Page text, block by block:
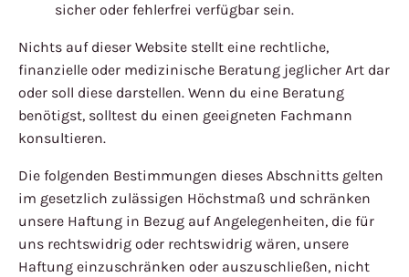
sicher oder fehlerfrei verfügbar sein.
Nichts auf dieser Website stellt eine rechtliche,
finanzielle oder medizinische Beratung jeglicher Art dar
oder soll diese darstellen. Wenn du eine Beratung
benötigst, solltest du einen geeigneten Fachmann
konsultieren.
Die folgenden Bestimmungen dieses Abschnitts gelten
im gesetzlich zulässigen Höchstmaß und schränken
unsere Haftung in Bezug auf Angelegenheiten, die für
uns rechtswidrig oder rechtswidrig wären, unsere
Haftung einzuschränken oder auszuschließen, nicht